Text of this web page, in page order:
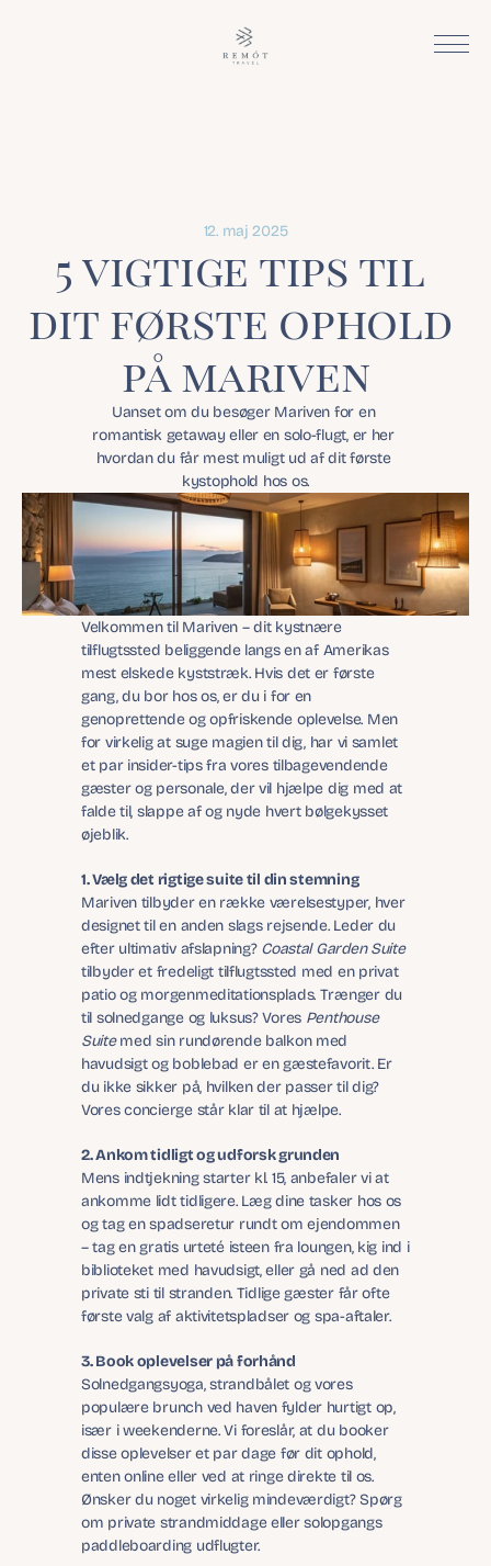
12. maj 2025
5 vigtige tips til
dit første ophold
på mariven
Uanset om du besøger Mariven for en
romantisk getaway eller en solo-flugt, er her
hvordan du får mest muligt ud af dit første
kystophold hos os.
Velkommen til Mariven – dit kystnære
tilflugtssted beliggende langs en af Amerikas
mest elskede kyststræk. Hvis det er første
gang, du bor hos os, er du i for en
genoprettende og opfriskende oplevelse. Men
for virkelig at suge magien til dig, har vi samlet
et par insider-tips fra vores tilbagevendende
gæster og personale, der vil hjælpe dig med at
falde til, slappe af og nyde hvert bølgekysset
øjeblik.
1. Vælg det rigtige suite til din stemning
Mariven tilbyder en række værelsestyper, hver
designet til en anden slags rejsende. Leder du
efter ultimativ afslapning? Coastal Garden Suite
tilbyder et fredeligt tilflugtssted med en privat
patio og morgenmeditationsplads. Trænger du
til solnedgange og luksus? Vores Penthouse
Suite med sin rundørende balkon med
havudsigt og boblebad er en gæstefavorit. Er
du ikke sikker på, hvilken der passer til dig?
Vores concierge står klar til at hjælpe.
2. Ankom tidligt og udforsk grunden
Mens indtjekning starter kl. 15, anbefaler vi at
ankomme lidt tidligere. Læg dine tasker hos os
og tag en spadseretur rundt om ejendommen
– tag en gratis urteté isteen fra loungen, kig ind i
biblioteket med havudsigt, eller gå ned ad den
private sti til stranden. Tidlige gæster får ofte
første valg af aktivitetspladser og spa-aftaler.
3. Book oplevelser på forhånd
Solnedgangsyoga, strandbålet og vores
populære brunch ved haven fylder hurtigt op,
især i weekenderne. Vi foreslår, at du booker
disse oplevelser et par dage før dit ophold,
enten online eller ved at ringe direkte til os.
Ønsker du noget virkelig mindeværdigt? Spørg
om private strandmiddage eller solopgangs
paddleboarding udflugter.